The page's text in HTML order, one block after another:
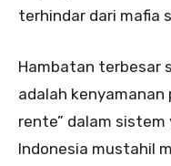
terhindar dari mafia
Hambatan terbesar
adalah kenyamanan
rente” dalam sistem
Indonesia mustahil